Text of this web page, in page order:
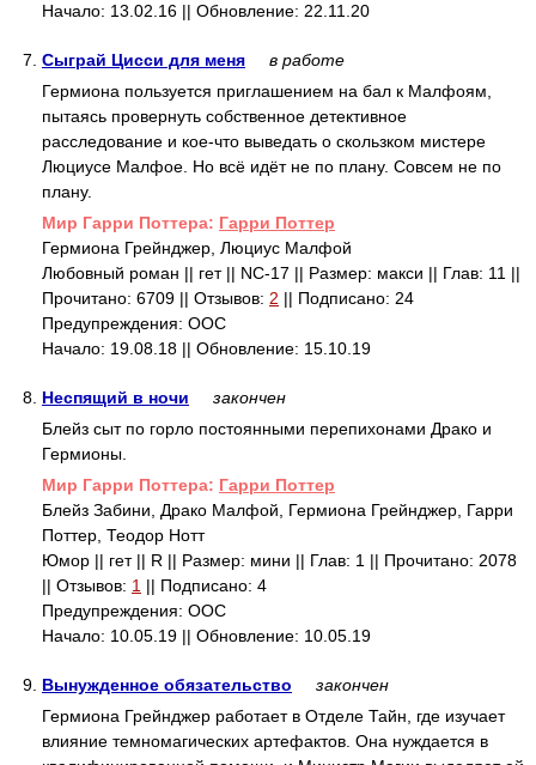
Начало: 13.02.16 || Обновление: 22.11.20
7. Сыграй Цисси для меня
в работе
Гермиона пользуется приглашением на бал к Малфоям,
пытаясь провернуть собственное детективное
расследование и кое-что выведать о скользком мистере
Люциусе Малфое. Но всё идёт не по плану. Совсем не по
плану.
Mир Гарри Поттера: Гарри Поттер
Гермиона Грейнджер, Люциус Малфой
Любовный роман || гет || NC-17 || Размер: макси || Глав: 11 ||
Прочитано: 6709 || Отзывов: 2 || Подписано: 24
Предупреждения: ООС
Начало: 19.08.18 || Обновление: 15.10.19
8. Неспящий в ночи
закончен
Блейз сыт по горло постоянными перепихонами Драко и
Гермионы.
Mир Гарри Поттера: Гарри Поттер
Блейз Забини, Драко Малфой, Гермиона Грейнджер, Гарри
Поттер, Теодор Нотт
Юмор || гет || R || Размер: мини || Глав: 1 || Прочитано: 2078
|| Отзывов: 1 || Подписано: 4
Предупреждения: ООС
Начало: 10.05.19 || Обновление: 10.05.19
9. Вынужденное обязательство
закончен
Гермиона Грейнджер работает в Отделе Тайн, где изучает
влияние темномагических артефактов. Она нуждается в